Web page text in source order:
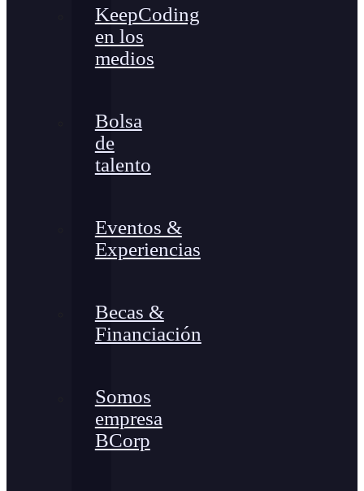
KeepCoding
en los
medios
Bolsa
de
talento
Eventos &
Experiencias
Becas &
Financiación
Somos
empresa
BCorp